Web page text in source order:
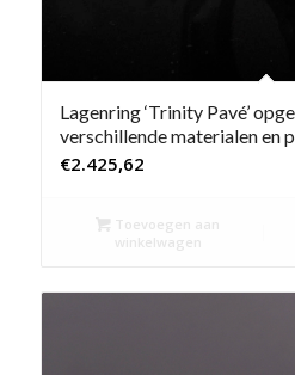
Lagenring ‘Trinity Pavé’
verschillende materialen en
€2.425,62
Toevoegen aan
winkelwagen